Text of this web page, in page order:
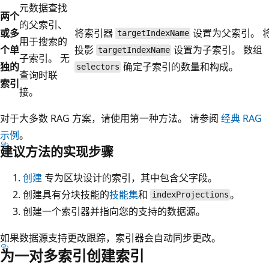
两个
或多
个单
独的
索引
元数据查找
的父索引、
用于搜索的
子索引。 无
查询时联
接。
将索引器 targetIndexName 设置为父索引。
投影 targetIndexName 设置为子索引。 数组
selectors 确定子索引的数量和构成。
对于大多数 RAG 方案，请使用第一种方法。 请参阅 经典 RAG
示例。
建议方法的实现步骤
创建专为区块设计的索引，其中包含父字段。
创建具有分块技能的技能集和 indexProjections 。
创建一个索引器并指向您的支持的数据源。
如果数据源支持更改跟踪，索引器会自动同步更改。
为一对多索引创建索引